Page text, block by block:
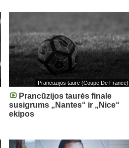
Prancūzijos taurė (Coupe De France)
Prancūzijos taurės finale
susigrums „Nantes“ ir „Nice“
ekipos